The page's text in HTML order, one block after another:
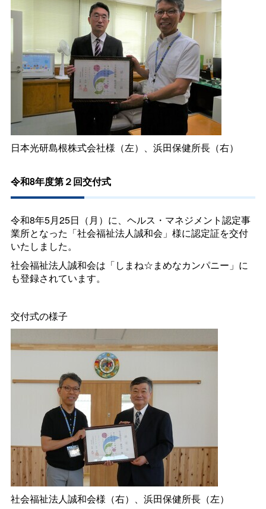
日本光研島根株式会社様（左）、浜田保健所長（右）
令和8年度第２回交付式
令和8年5月25日（月）に、ヘルス・マネジメント認定事
業所となった「社会福祉法人誠和会」様に認定証を交付
いたしました。
社会福祉法人誠和会は「しまね☆まめなカンパニー」に
も登録されています。
交付式の様子
社会福祉法人誠和会様（右）、浜田保健所長（左）